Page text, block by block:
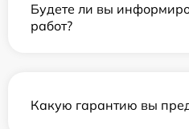
Будете ли вы
работ?
Какую гарантию вы